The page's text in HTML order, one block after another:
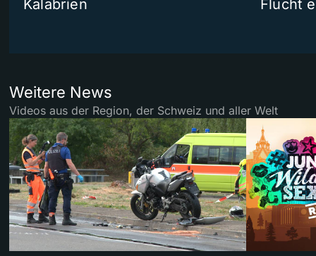
Kalabrien
Flucht
Weitere News
Videos aus der Region, der Schweiz und aller Welt